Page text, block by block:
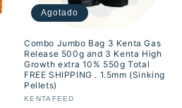
Agotado
Combo Jumbo Bag 3 Kenta Gas
Release 500g and 3 Kenta High
Growth extra 10% 550g Total
FREE SHIPPING . 1.5mm (Sinking
Pellets)
Proveedor:
KENTAFEED